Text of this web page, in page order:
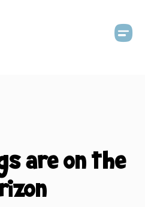
are on the